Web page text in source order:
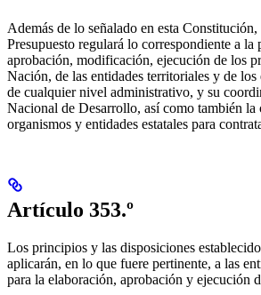
Además de lo señalado en esta
Presupuesto regulará lo correspondiente a la
aprobación, modificación, ejecución de los
Nación, de las entidades territoriales y de los
de cualquier nivel administrativo, y su
Nacional de Desarrollo, así como también la
organismos y entidades estatales para
Artículo 353.º
Los principios y las disposiciones
aplicarán, en lo que fuere pertinente, a las
para la elaboración, aprobación y ejecución